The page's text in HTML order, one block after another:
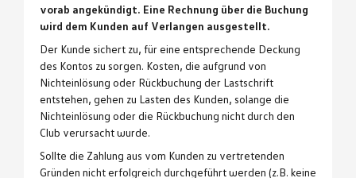
vorab angekündigt. Eine Rechnung über die Buchung
wird dem Kunden auf Verlangen ausgestellt.
Der Kunde sichert zu, für eine entsprechende Deckung
des Kontos zu sorgen. Kosten, die aufgrund von
Nichteinlösung oder Rückbuchung der Lastschrift
entstehen, gehen zu Lasten des Kunden, solange die
Nichteinlösung oder die Rückbuchung nicht durch den
Club verursacht wurde.
Sollte die Zahlung aus vom Kunden zu vertretenden
Gründen nicht erfolgreich durchgeführt werden (z.B. keine